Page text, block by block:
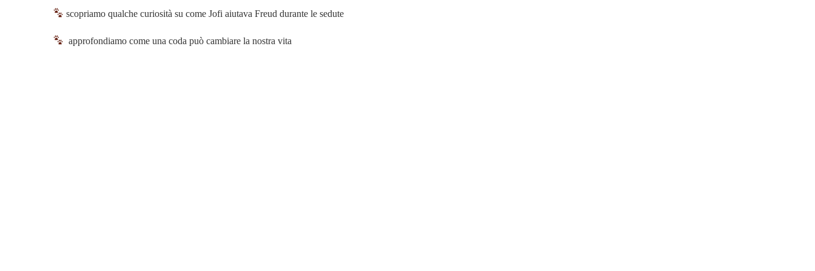
scopriamo qualche curiosità su come Jofi aiutava Freud durante le sedute
approfondiamo come una coda può cambiare la nostra vita